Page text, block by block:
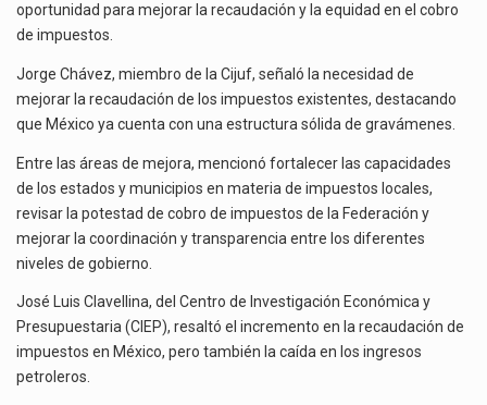
oportunidad para mejorar la recaudación y la equidad en el cobro
de impuestos.
Jorge Chávez, miembro de la Cijuf, señaló la necesidad de
mejorar la recaudación de los impuestos existentes, destacando
que México ya cuenta con una estructura sólida de gravámenes.
Entre las áreas de mejora, mencionó fortalecer las capacidades
de los estados y municipios en materia de impuestos locales,
revisar la potestad de cobro de impuestos de la Federación y
mejorar la coordinación y transparencia entre los diferentes
niveles de gobierno.
José Luis Clavellina, del Centro de Investigación Económica y
Presupuestaria (CIEP), resaltó el incremento en la recaudación de
impuestos en México, pero también la caída en los ingresos
petroleros.